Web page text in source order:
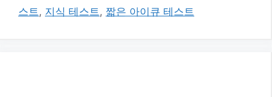
스트 , 지식 테스트 , 짧은 아이큐 테스트